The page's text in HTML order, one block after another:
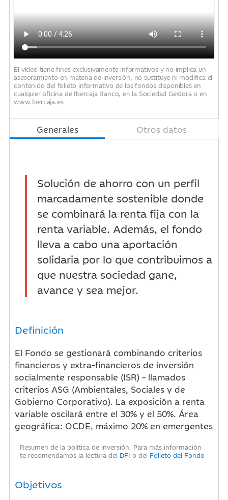
El vídeo tiene fines exclusivamente informativos y no implica un
asesoramiento en materia de inversión, no sustituye ni modifica el
contenido del folleto informativo de los fondos disponibles en
cualquier oficina de Ibercaja Banco, en la Sociedad Gestora o en
www.ibercaja.es
Generales Otros datos
Solución de ahorro con un perfil
marcadamente sostenible donde
se combinará la renta fija con la
renta variable. Además, el fondo
lleva a cabo una aportación
solidaria por lo que contribuimos a
que nuestra sociedad gane,
avance y sea mejor.
Definición
El Fondo se gestionará combinando criterios
financieros y extra-financieros de inversión
socialmente responsable (ISR) - llamados
criterios ASG (Ambientales, Sociales y de
Gobierno Corporativo). La exposición a renta
variable oscilará entre el 30% y el 50%. Área
geográfica: OCDE, máximo 20% en emergentes
Resumen de la política de inversión. Para más información
te recomendamos la lectura del DFI o del Folleto del Fondo
Objetivos